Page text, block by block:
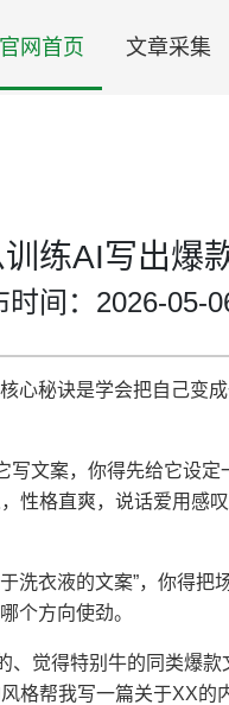
官网首页 文章采集
训练AI写出爆
时间：2026-05-
心秘诀是学会把自己变
写文案，你得先给它设
性格直爽，说话爱用感
洗衣液的文案”，你得
个方向使劲。
、觉得特别牛的同类爆
格帮我写一篇关于XX的